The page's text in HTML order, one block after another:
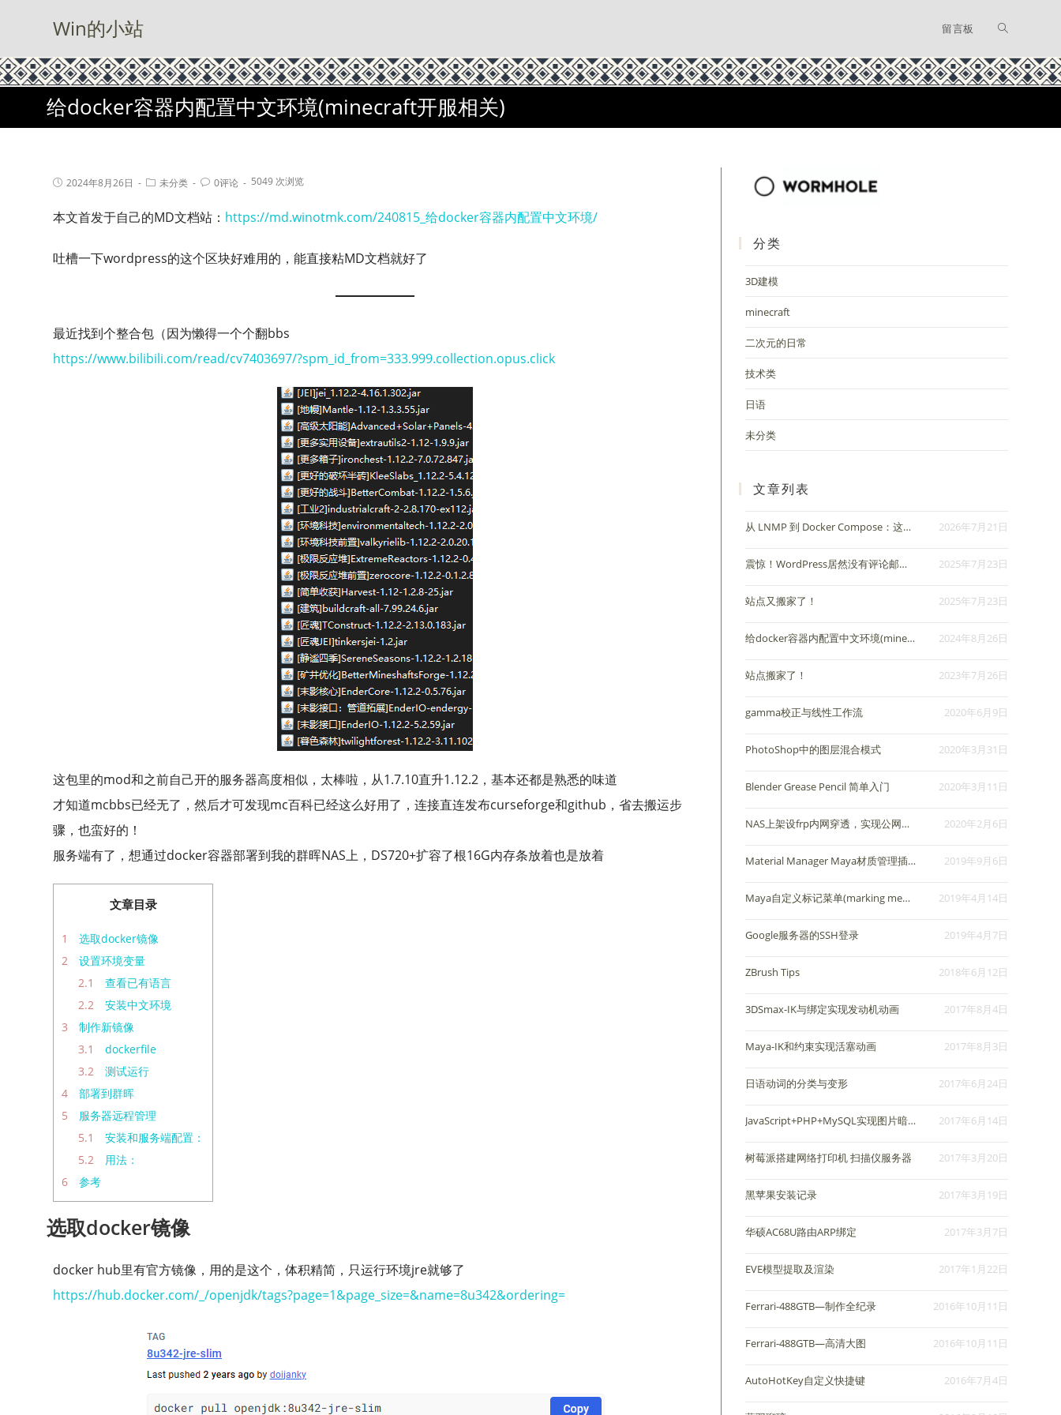
Win的小站 留言板
给docker容器内配置中文环境(minecraft开服相关)
分类
3D建模
minecraft
二次元的日常
技术类
日语
未分类
文章列表
从 LNMP 到 Docker Compose：这个博客的第 11 年搬家记 2026年7月21日
震惊！WordPress居然没有评论邮件回复通知？ 2025年7月23日
站点又搬家了！ 2025年7月23日
给docker容器内配置中文环境(minecraft开服相关) 2024年8月26日
站点搬家了！ 2023年7月26日
gamma校正与线性工作流 2020年6月9日
PhotoShop中的图层混合模式 2020年3月31日
Blender Grease Pencil 简单入门 2020年3月11日
NAS上架设frp内网穿透，实现公网windows远程桌面连接 2020年2月6日
Material Manager Maya材质管理插件 2019年9月6日
Maya自定义标记菜单(marking menus) 2019年4月14日
Google服务器的SSH登录 2019年4月7日
ZBrush Tips 2018年6月12日
3DSmax-IK与绑定实现发动机动画 2017年8月4日
Maya-IK和约束实现活塞动画 2017年8月3日
日语动词的分类与变形 2017年6月24日
JavaScript+PHP+MySQL实现图片暗箱点赞功能 2017年6月14日
树莓派搭建网络打印机 扫描仪服务器 2017年3月20日
黑苹果安装记录 2017年3月19日
华硕AC68U路由ARP绑定 2017年3月7日
EVE模型提取及渲染 2017年1月22日
Ferrari-488GTB—制作全纪录 2016年10月11日
Ferrari-488GTB—高清大图 2016年10月11日
AutoHotKey自定义快捷键 2016年7月4日
2024年8月26日 未分类 0评论 5049 次浏览
本文首发于自己的MD文档站： https://md.winotmk.com/240815_给docker容器内配置中文环境/
吐槽一下wordpress的这个区块好难用的，能直接粘MD文档就好了
最近找到个整合包（因为懒得一个个翻bbs
https://www.bilibili.com/read/cv7403697/?spm_id_from=333.999.collection.opus.click
这包里的mod和之前自己开的服务器高度相似，太棒啦，从1.7.10直升1.12.2，基本还都是熟悉的味道
才知道mcbbs已经无了，然后才可发现mc百科已经这么好用了，连接直连发布curseforge和github，省去搬运步
骤，也蛮好的！
服务端有了，想通过docker容器部署到我的群晖NAS上，DS720+扩容了根16G内存条放着也是放着
文章目录
1
选取docker镜像
2
设置环境变量
2.1
查看已有语言
2.2
安装中文环境
3
制作新镜像
3.1
dockerfile
3.2
测试运行
4
部署到群晖
5
服务器远程管理
5.1
安装和服务端配置：
5.2
用法：
6
参考
选取docker镜像
docker hub里有官方镜像，用的是这个，体积精简，只运行环境jre就够了
https://hub.docker.com/_/openjdk/tags?page=1&page_size=&name=8u342&ordering=